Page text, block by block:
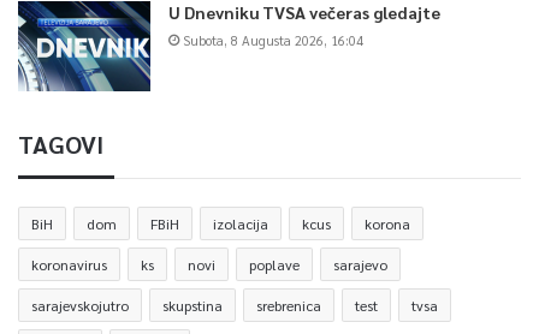
U Dnevniku TVSA večeras gledajte
Subota, 8 Augusta 2026, 16:04
TAGOVI
BiH dom FBiH izolacija kcus korona
koronavirus ks novi poplave sarajevo
sarajevskojutro skupstina srebrenica test tvsa